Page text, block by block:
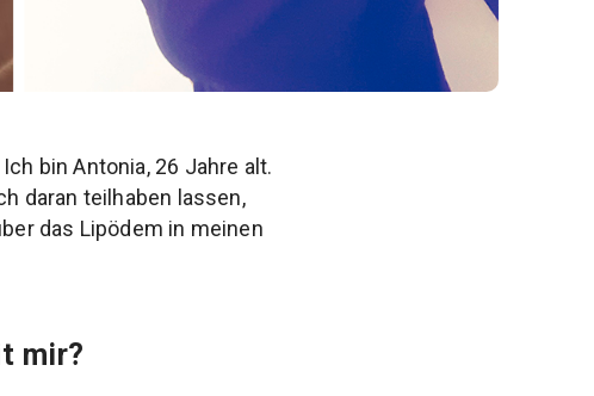
bin Antonia, 26 Jahre alt.
daran teilhaben lassen,
das Lipödem in meinen
mir?